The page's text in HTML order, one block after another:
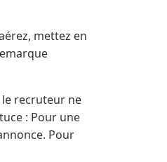
mettez en
le recruteur ne
: Pour une
Pour